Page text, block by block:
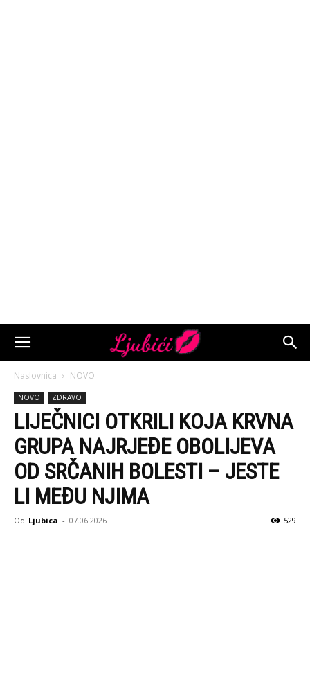
Naslovnica NOVO
NOVO ZDRAVO
LIJEČNICI OTKRILI KOJA KRVNA
GRUPA NAJRJEĐE OBOLIJEVA
OD SRČANIH BOLESTI – JESTE
LI MEĐU NJIMA
Od Ljubica - 07.06.2026 529